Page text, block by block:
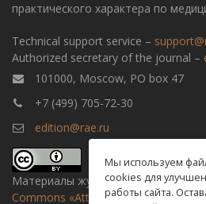
практического характера по
Technical support service –
Authorized secretary of the journal –
101000, Moscow, PO box 47
+7 (499) 705-72-30
edition@rae.ru
Материалы журнала доступны по
Commons «Attribution»
Мы используем
cookies для
работы сайта.